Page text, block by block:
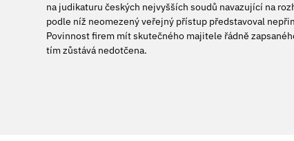
na judikaturu českých nejvyšších soudů navazující na
podle níž neomezený veřejný přístup představoval
Povinnost firem mít skutečného majitele řádně
tím zůstává nedotčena.